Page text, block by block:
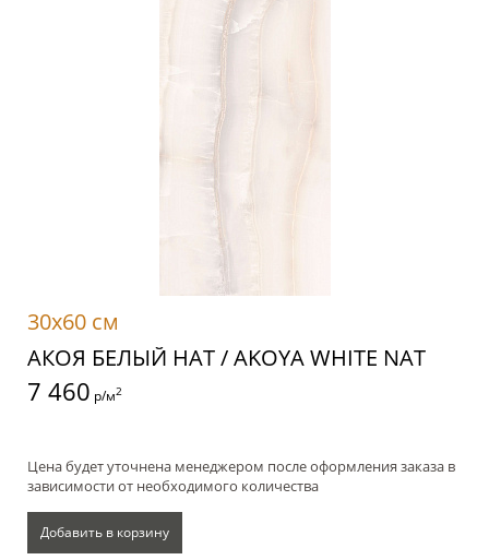
30x60 см
АКОЯ БЕЛЫЙ НАТ / AKOYA WHITE NAT
7 460 р/м2
Цена будет уточнена менеджером после оформления заказа в
зависимости от необходимого количества
Добавить в корзину